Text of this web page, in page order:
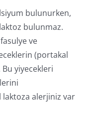
bulunurken,
bulunmaz.
ve
(portakal
yiyecekleri
laktoza alerjiniz var